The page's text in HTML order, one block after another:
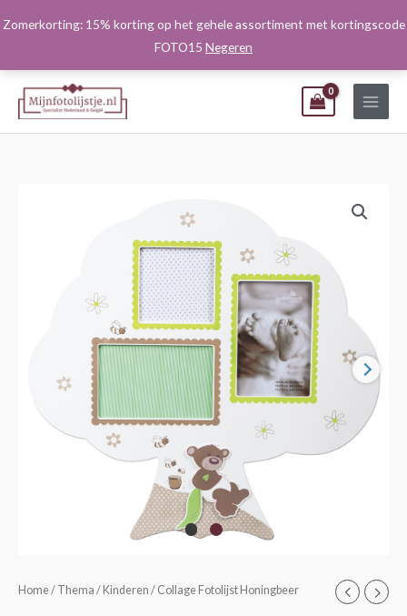
Zomerkorting: 15% korting op het gehele assortiment met kortingscode
FOTO15 Negeren
naar
Home/ Thema / Kinderen / Collage Fotolijst Honingbeer